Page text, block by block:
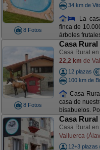
8 Fotos
34 km de
La
finca de
árboles
8 Fotos
Casa
Casa Rural en
22,2 km de
12 plazas
100 km de
Casa
casa de
bisabuelos.
Casa
Casa Rural en
Valluerca
12+3 plazas